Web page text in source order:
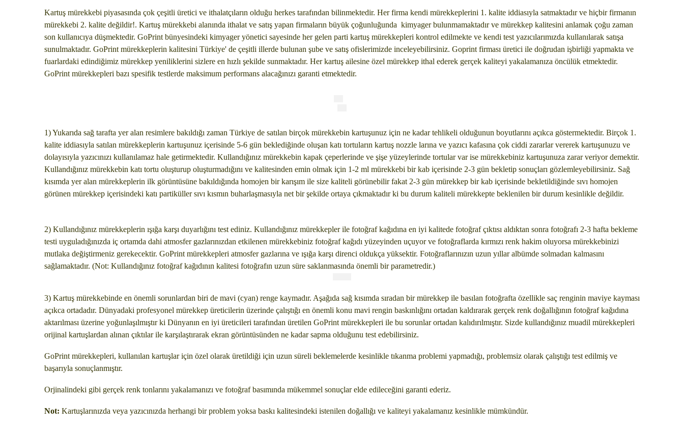
Kartuş mürekkebi piyasasında çok çeşitli üretici ve ithalatçıların olduğu herkes tarafından bilinmektedir. Her firma kendi mürekkeplerini 1. kalite iddiasıyla satmaktadır ve hiçbir firmanın
mürekkebi 2. kalite değildir!. Kartuş mürekkebi alanında ithalat ve satış yapan firmaların büyük çoğunluğunda kimyager bulunmamaktadır ve mürekkep kalitesini anlamak çoğu zaman
son kullanıcıya düşmektedir. GoPrint bünyesindeki kimyager yönetici sayesinde her gelen parti kartuş mürekkepleri kontrol edilmekte ve kendi test yazıcılarımızda kullanılarak satışa
sunulmaktadır. GoPrint mürekkeplerin kalitesini Türkiye' de çeşitli illerde bulunan şube ve satış ofislerimizde inceleyebilirsiniz. Goprint firması üretici ile doğrudan işbirliği yapmakta ve
fuarlardaki edindiğimiz mürekkep yeniliklerini sizlere en hızlı şekilde sunmaktadır. Her kartuş ailesine özel mürekkep ithal ederek gerçek kaliteyi yakalamanıza öncülük etmektedir.
GoPrint mürekkepleri bazı spesifik testlerde maksimum performans alacağınızı garanti etmektedir.
1) Yukarıda sağ tarafta yer alan resimlere bakıldığı zaman Türkiye de satılan birçok mürekkebin kartuşunuz için ne kadar tehlikeli olduğunun boyutlarını açıkca göstermektedir. Birçok 1.
kalite iddiasıyla satılan mürekkeplerin kartuşunuz içerisinde 5-6 gün beklediğinde oluşan katı tortuların kartuş nozzle larına ve yazıcı kafasına çok ciddi zararlar vererek kartuşunuzu ve
dolayısıyla yazıcınızı kullanılamaz hale getirmektedir. Kullandığınız mürekkebin kapak çeperlerinde ve şişe yüzeylerinde tortular var ise mürekkebiniz kartuşunuza zarar veriyor demektir.
Kullandığınız mürekkebin katı tortu oluşturup oluşturmadığını ve kalitesinden emin olmak için 1-2 ml mürekkebi bir kab içerisinde 2-3 gün bekletip sonuçları gözlemleyebilirsiniz. Sağ
kısımda yer alan mürekkeplerin ilk görüntüsüne bakıldığında homojen bir karışım ile size kaliteli görünebilir fakat 2-3 gün mürekkep bir kab içerisinde bekletildiğinde sıvı homojen
görünen mürekkep içerisindeki katı partiküller sıvı kısmın buharlaşmasıyla net bir şekilde ortaya çıkmaktadır ki bu durum kaliteli mürekkepte beklenilen bir durum kesinlikle değildir.
2) Kullandığınız mürekkeplerin ışığa karşı duyarlığını test ediniz. Kullandığınız mürekkepler ile fotoğraf kağıdına en iyi kalitede fotoğraf çıktısı aldıktan sonra fotoğrafı 2-3 hafta bekleme
testi uyguladığınızda iç ortamda dahi atmosfer gazlarınızdan etkilenen mürekkebiniz fotoğraf kağıdı yüzeyinden uçuyor ve fotoğraflarda kırmızı renk hakim oluyorsa mürekkebinizi
mutlaka değiştirmeniz gerekecektir. GoPrint mürekkepleri atmosfer gazlarına ve ışığa karşı direnci oldukça yüksektir. Fotoğraflarınızın uzun yıllar albümde solmadan kalmasını
sağlamaktadır. (Not: Kullandığınız fotoğraf kağıdının kalitesi fotoğrafın uzun süre saklanmasında önemli bir parametredir.)
3) Kartuş mürekkebinde en önemli sorunlardan biri de mavi (cyan) renge kaymadır. Aşağıda sağ kısımda sıradan bir mürekkep ile basılan fotoğrafta özellikle saç renginin maviye kayması
açıkca ortadadır. Dünyadaki profesyonel mürekkep üreticilerin üzerinde çalıştığı en önemli konu mavi rengin baskınlığını ortadan kaldırarak gerçek renk doğallığının fotoğraf kağıdına
aktarılması üzerine yoğunlaşılmıştır ki Dünyanın en iyi üreticileri tarafından üretilen GoPrint mürekkepleri ile bu sorunlar ortadan kalıdırılmıştır. Sizde kullandığınız muadil mürekkepleri
orijinal kartuşlardan alınan çıktılar ile karşılaştırarak ekran görüntüsünden ne kadar sapma olduğunu test edebilirsiniz.
GoPrint mürekkepleri, kullanılan kartuşlar için özel olarak üretildiği için uzun süreli beklemelerde kesinlikle tıkanma problemi yapmadığı, problemsiz olarak çalıştığı test edilmiş ve
başarıyla sonuçlanmıştır.
Orjinalindeki gibi gerçek renk tonlarını yakalamanızı ve fotoğraf basımında mükemmel sonuçlar elde edileceğini garanti ederiz.
Not: Kartuşlarınızda veya yazıcınızda herhangi bir problem yoksa baskı kalitesindeki istenilen doğallığı ve kaliteyi yakalamanız kesinlikle mümkündür.